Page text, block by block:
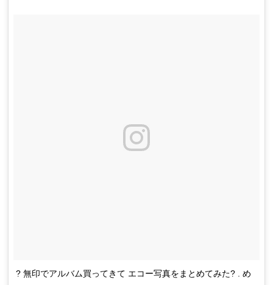
? 無印でアルバム買ってきて エコー写真をまとめてみた? . め